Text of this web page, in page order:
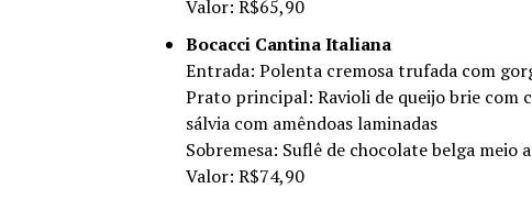
Valor: R$65,90
Bocacci Cantina Italiana
Entrada: Polenta cremosa trufada com
Prato principal: Ravioli de queijo brie com
sálvia com amêndoas laminadas
Sobremesa: Suflê de chocolate belga meio
Valor: R$74,90